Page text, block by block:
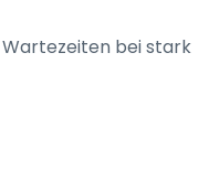
bei stark